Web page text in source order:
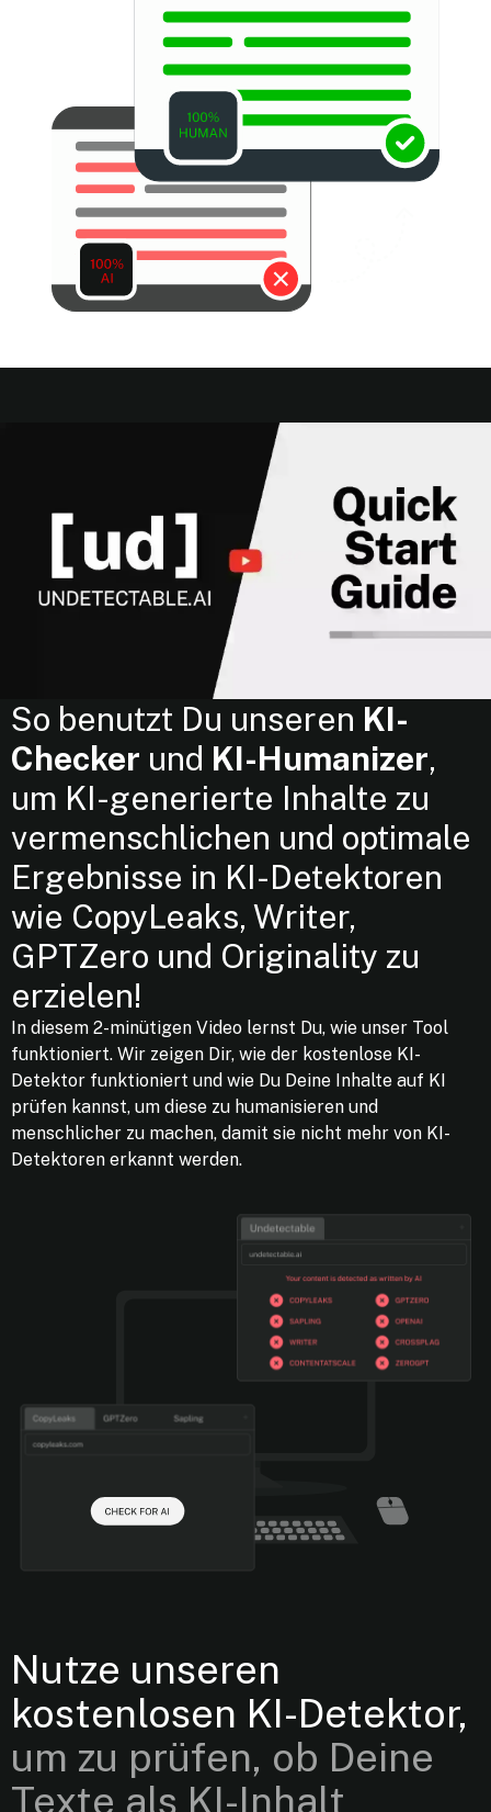
So benutzt Du unseren KI-
Checker und KI-Humanizer,
um KI-generierte Inhalte zu
vermenschlichen und optimale
Ergebnisse in KI-Detektoren
wie CopyLeaks, Writer,
GPTZero und Originality zu
erzielen!
In diesem 2-minütigen Video lernst Du, wie unser Tool
funktioniert. Wir zeigen Dir, wie der kostenlose KI-
Detektor funktioniert und wie Du Deine Inhalte auf KI
prüfen kannst, um diese zu humanisieren und
menschlicher zu machen, damit sie nicht mehr von KI-
Detektoren erkannt werden.
Nutze unseren
kostenlosen KI-Detektor,
um zu prüfen, ob Deine
Texte als KI-Inhalt